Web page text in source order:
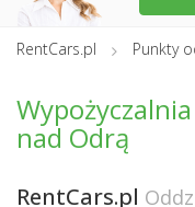
RentCars.pl Punkty
nad Odrą
RentCars.pl